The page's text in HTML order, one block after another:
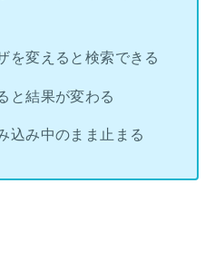
を変えると検索できる
と結果が変わる
込み中のまま止まる